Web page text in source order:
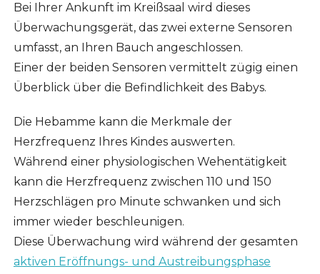
Bei Ihrer Ankunft im Kreißsaal wird dieses
Überwachungsgerät, das zwei externe Sensoren
umfasst, an Ihren Bauch angeschlossen.
Einer der beiden Sensoren vermittelt zügig einen
Überblick über die Befindlichkeit des Babys.
Die Hebamme kann die Merkmale der
Herzfrequenz Ihres Kindes auswerten.
Während einer physiologischen Wehentätigkeit
kann die Herzfrequenz zwischen 110 und 150
Herzschlägen pro Minute schwanken und sich
immer wieder beschleunigen.
Diese Überwachung wird während der gesamten
aktiven Eröffnungs- und Austreibungsphase